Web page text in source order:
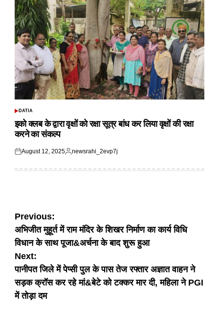
POSTED
DATIA
इको क्लब के द्वारा वृक्षों को रक्षा सूत्र बांध कर लिया वृक्षों की रक्षा
करने का संकल्प
Posted
August 12, 2025
Posted
newsrahi_2evp7j
Post
navigation
Previous:
अभिजीत मुहूर्त में राम मंदिर के शिखर निर्माण का कार्य विधि
विधान के साथ पूजा&अर्चना के बाद शुरू हुआ
Next:
पानीपत जिले में पेप्सी पुल के पास तेज रफ्तार अज्ञात वाहन ने
सड़क क्रॉस कर रहे मां&बेटे को टक्कर मार दी, महिला ने PGI
में तोड़ा दम